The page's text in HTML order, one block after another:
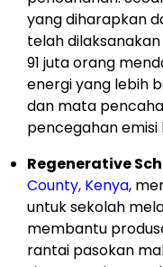
yang diharapkan
telah
91 juta orang
energi yang lebih
dan mata
pencegahan
Regenerative
County, Kenya,
untuk sekolah
membantu
rantai pasokan